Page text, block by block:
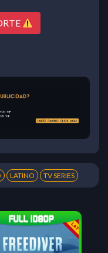
LATINO TV SERIES